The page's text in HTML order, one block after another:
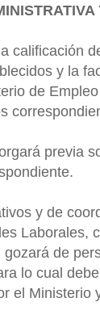
calificación
y la
de
previa
y de
Laborales,
de
lo cual
el Ministerio